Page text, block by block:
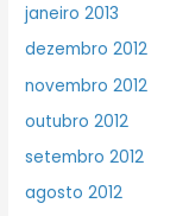
janeiro 2013
dezembro 2012
novembro 2012
outubro 2012
setembro 2012
agosto 2012